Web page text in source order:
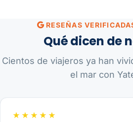
RESEÑAS
Qué dicen de
Cientos de viajeros ya han
el mar con
★★★★★